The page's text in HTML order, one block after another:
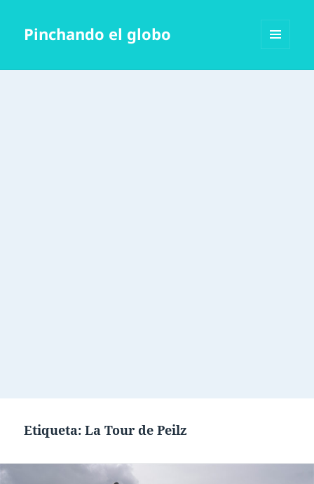
Pinchando el globo
Etiqueta:La Tour de Peilz